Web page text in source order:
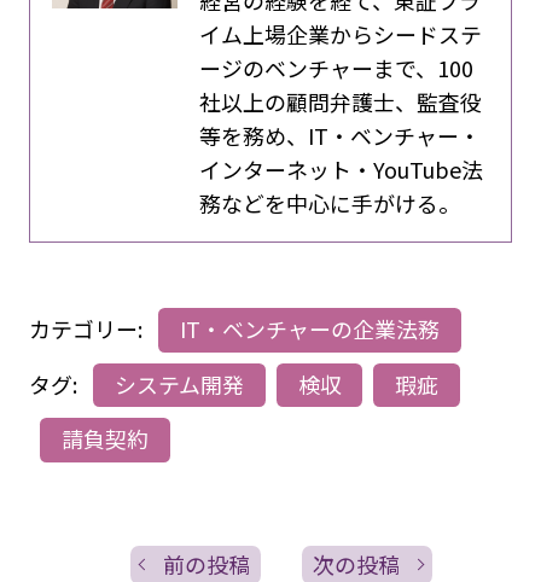
イム上場企業からシードステ
ージのベンチャーまで、100
社以上の顧問弁護士、監査役
等を務め、IT・ベンチャー・
インターネット・YouTube法
務などを中心に手がける。
カテゴリー:
IT・ベンチャーの企業法務
タグ:
システム開発 検収
瑕疵
請負契約
前の投稿 次の投稿